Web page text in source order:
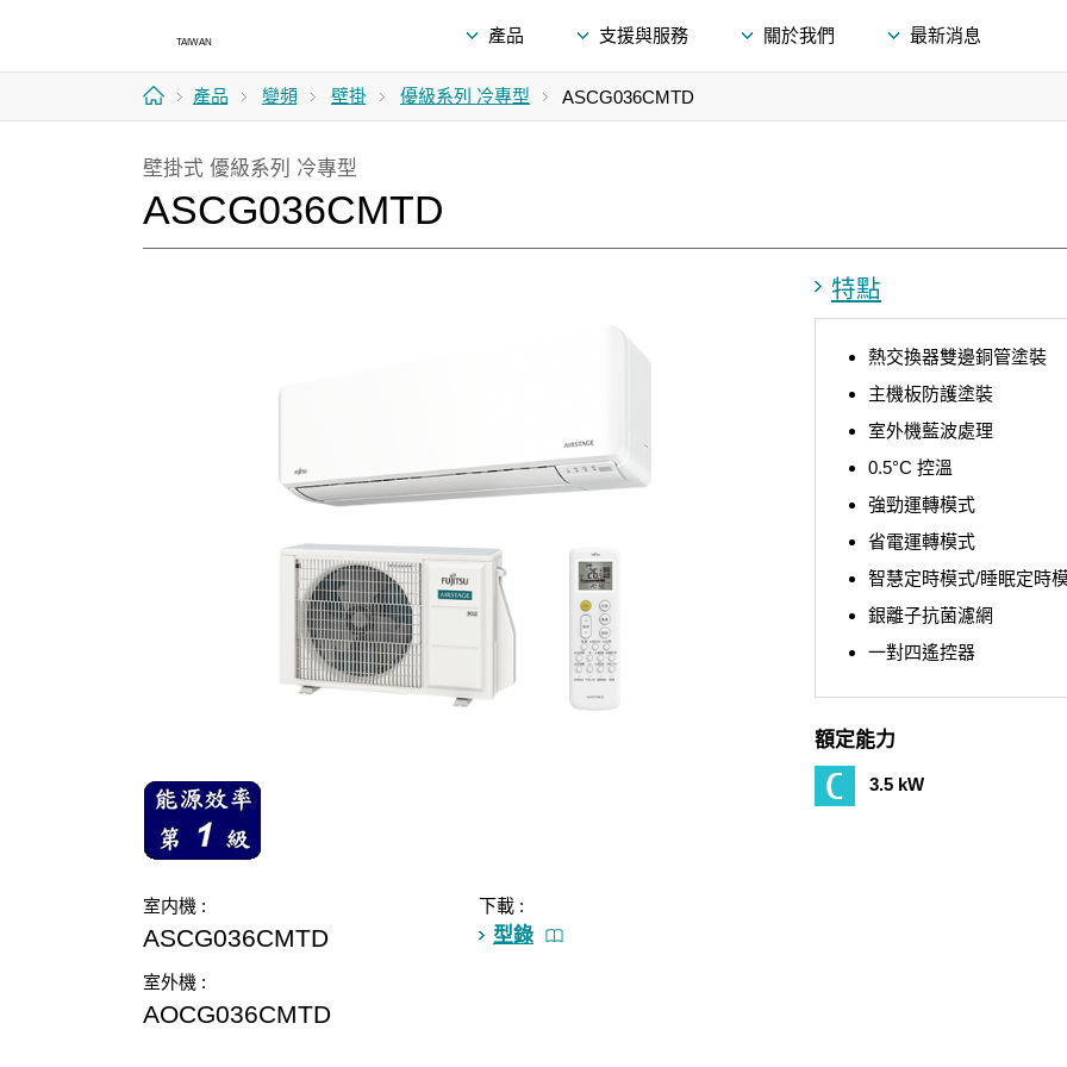
產品 支援與服務 關於我們 最新消息
產品 變頻分 壁掛式 優級系列 冷專型 ASCG036CMTD
壁掛式 優級系列 冷專型
ASCG036CMTD
室内機 :
ASCG036CMTD
室外機 :
AOCG036CMTD
下載 :
型錄
特點
熱交換器雙邊銅管塗裝
主機板防護塗裝
室外機藍波處理
0.5°C 控溫
強勁運轉模式
省電運轉模式
智慧定時模式/睡眠定時
銀離子抗菌濾網
一對四遙控器
額定能力
3.5 kW